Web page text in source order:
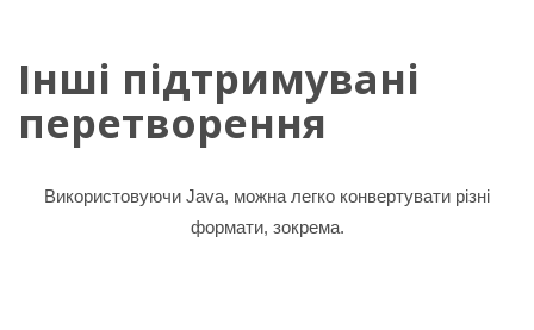
Інші підтримувані
перетворення
Використовуючи Java, можна легко конвертувати різні
формати, зокрема.